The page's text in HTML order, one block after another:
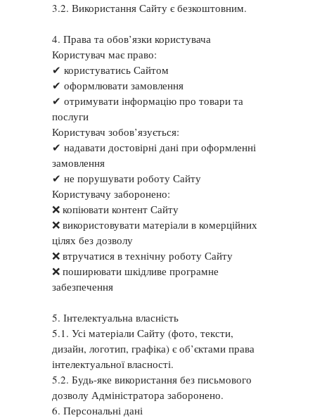
3.2. Використання Сайту є безкоштовним.
4. Права та обов’язки користувача
Користувач має право:
✔ користуватись Сайтом
✔ оформлювати замовлення
✔ отримувати інформацію про товари та
послуги
Користувач зобов’язується:
✔ надавати достовірні дані при оформленні
замовлення
✔ не порушувати роботу Сайту
Користувачу заборонено:
❌ копіювати контент Сайту
❌ використовувати матеріали в комерційних
цілях без дозволу
❌ втручатися в технічну роботу Сайту
❌ поширювати шкідливе програмне
забезпечення
5. Інтелектуальна власність
5.1. Усі матеріали Сайту (фото, тексти,
дизайн, логотип, графіка) є об’єктами права
інтелектуальної власності.
5.2. Будь-яке використання без письмового
дозволу Адміністратора заборонено.
6. Персональні дані